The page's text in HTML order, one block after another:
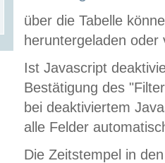
über die Tabelle
heruntergeladen oder
Ist Javascript
Bestätigung des
bei deaktiviertem
alle Felder
Die Zeitstempel in